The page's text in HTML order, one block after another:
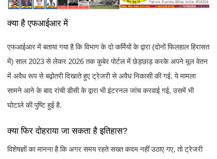
क्या है एफआईआर में
एफआईआर में बताया गया है कि विभाग के दो कर्मियों के द्वारा (दोनों फिलहाल हिरासत
में) साल 2023 से लेकर 2026 तक कुबेर पोर्टल में छेड़छाड़ करके अपने मूल वेतन
में अवैध रूप से बढ़ोतरी दिखाते हुए ट्रेजरी से अवैध निकासी की गई. ये मामला
सामने आने के बाद रांची डीसी के द्वारा भी इंटरनल जांच करवाई गई, उसमें भी
घोटाले की पुष्टि हुई है.
क्या फिर दोहराया जा सकता है इतिहास?
विशेषज्ञों का मानना है कि अगर समय रहते सख्त कदम नहीं उठाए गए, तो ट्रेजरी